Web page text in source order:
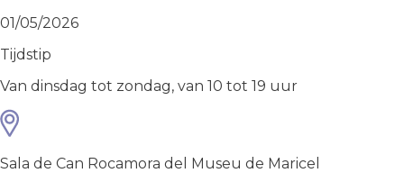
01/05/2026
Tijdstip
Van dinsdag tot zondag, van 10 tot 19 uur
Sala de Can Rocamora del Museu de Maricel